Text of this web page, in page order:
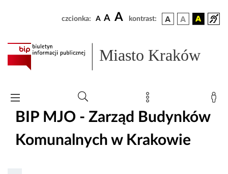
czcionka: A A A kontrast:
Miasto Kraków
BIP MJO - Zarząd Budynków
Komunalnych w Krakowie